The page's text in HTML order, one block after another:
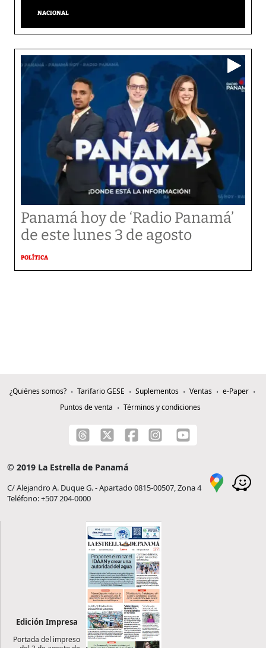
NACIONAL
Panamá hoy de ‘Radio Panamá’
de este lunes 3 de agosto
POLÍTICA
¿Quiénes somos? Tarifario GESE Suplementos Ventas
e-Paper
Puntos de venta
Términos y condiciones
© 2019 La Estrella de Panamá
C/ Alejandro A. Duque G. - Apartado 0815-00507, Zona 4
Teléfono: +507 204-0000
Edición Impresa
Portada del impreso